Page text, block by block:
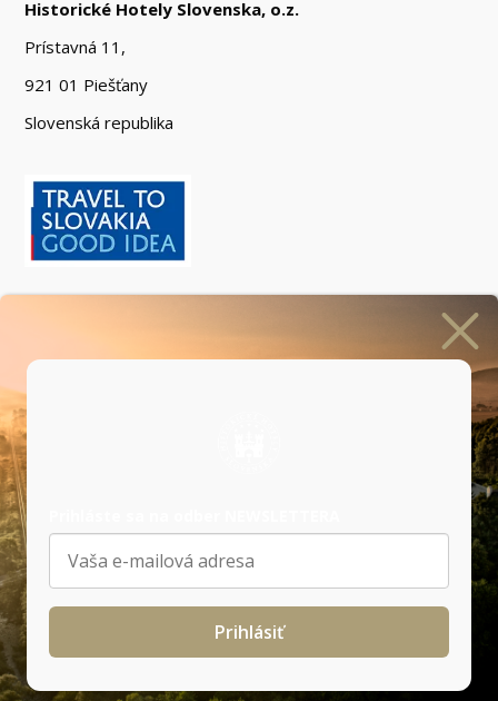
Historické Hotely Slovenska, o.z.
Prístavná 11,
921 01 Piešťany
Slovenská republika
Prihlásiť